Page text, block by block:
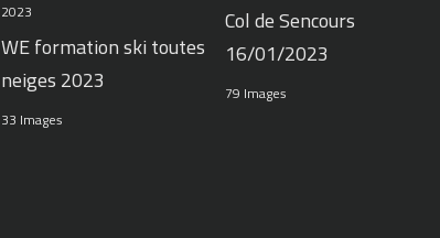
WE formation ski toutes
neiges 2023
33 Images
Col de Sencours
16/01/2023
79 Images